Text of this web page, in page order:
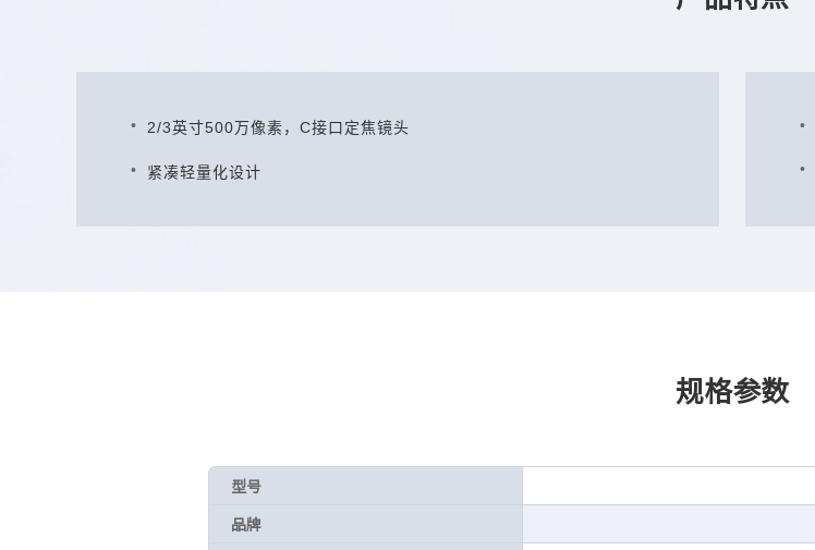
2/3英寸500万像素，C接口定焦镜头
紧凑轻量化设计
规格参数
型号
品牌